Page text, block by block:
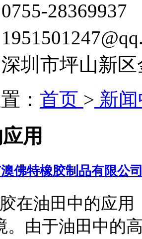
28369937
圳市坪山新
： 首页 > 新
用
佛特橡胶制品有限公
在油田中的应
。由于油田中的